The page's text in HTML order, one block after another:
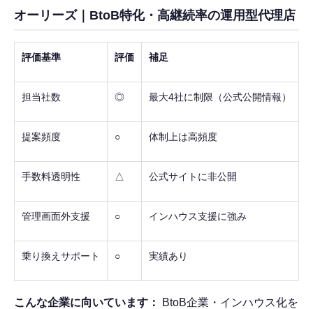
オーリーズ｜BtoB特化・高継続率の運用型代理店
評価基準 評価 補足
担当社数 ◎ 最大4社に制限（公式公開情報）
提案頻度 ○ 体制上は高頻度
手数料透明性 △ 公式サイトに非公開
管理画面外支援 ○ インハウス支援に強み
乗り換えサポート ○ 実績あり
こんな企業に向いています： BtoB企業・インハウス化を